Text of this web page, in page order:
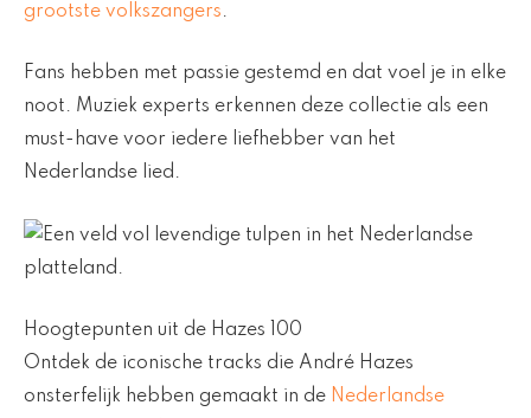
grootste volkszangers.
Fans hebben met passie gestemd en dat voel je in elke
noot. Muziek experts erkennen deze collectie als een
must-have voor iedere liefhebber van het
Nederlandse lied.
Hoogtepunten uit de Hazes 100
Ontdek de iconische tracks die André Hazes
onsterfelijk hebben gemaakt in de Nederlandse